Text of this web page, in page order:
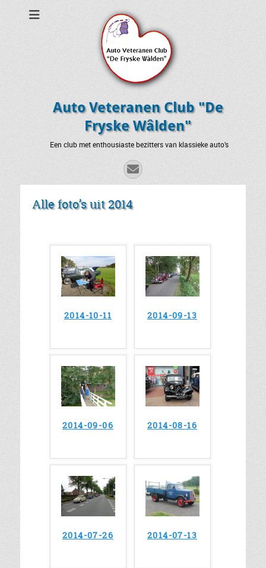
Auto Veteranen Club "De
Fryske Wâlden"
Een club met enthousiaste bezitters van klassieke auto’s
E-
mail
Alle foto’s uit 2014
2014-10-11 2014-09-13
2014-09-06 2014-08-16
2014-07-26 2014-07-13